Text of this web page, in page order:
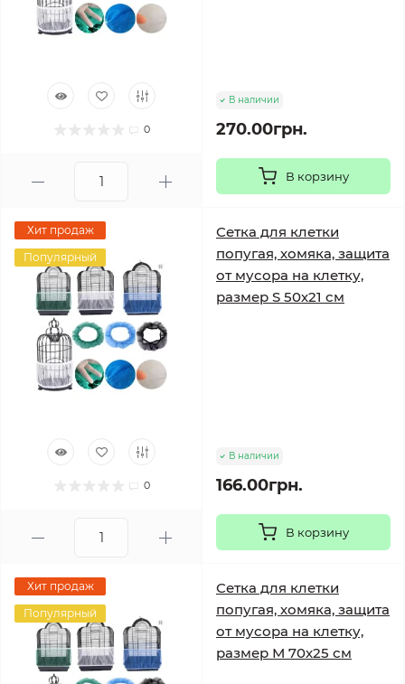
0
В наличии
270.00грн.
В корзину
Хит продаж
Популярный
0
Сетка для клетки
попугая, хомяка, защита
от мусора на клетку,
размер S 50х21 см
В наличии
166.00грн.
В корзину
Хит продаж
Популярный
Сетка для клетки
попугая, хомяка, защита
от мусора на клетку,
размер М 70х25 см